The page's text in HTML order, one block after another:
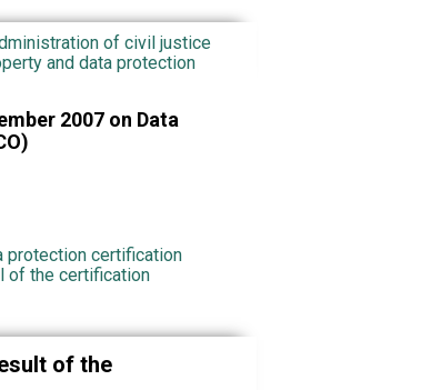
of civil justice
and data protection
2007 on Data
protection certification
of the certification
of the